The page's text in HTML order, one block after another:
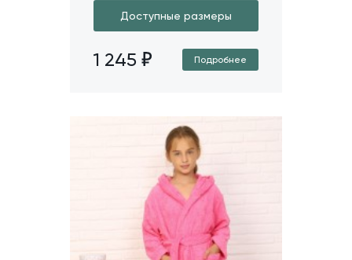
Доступные размеры
1 245 Подробнее